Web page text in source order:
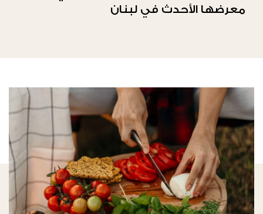
معرضها الأحدث في لبنان